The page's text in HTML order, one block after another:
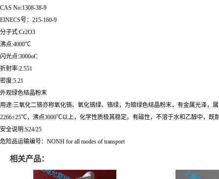
CAS No:1308-38-9
EINECS号：215-160-9
分子式:Cr2O3
沸点:4000℃
闪光点:3000oC
折射率:2.551
密度:5.21
外观绿色结晶粉末
用途:三氧化二铬亦称氧化铬、氧化铬绿、铬绿，为暗绿色结晶粉末，有金属光泽，
2266±25℃，沸点3000℃以上，化学性质极其稳定。有磁性，不溶于水和乙醇中，既
安全说明:S24/25
危险品运输编号：NONH for all modes of transport
相关产品：